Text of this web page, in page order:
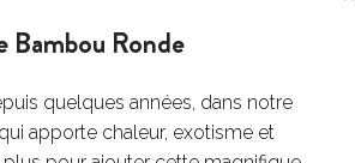
Bambou Ronde
quelques années, dans notre
apporte chaleur, exotisme et